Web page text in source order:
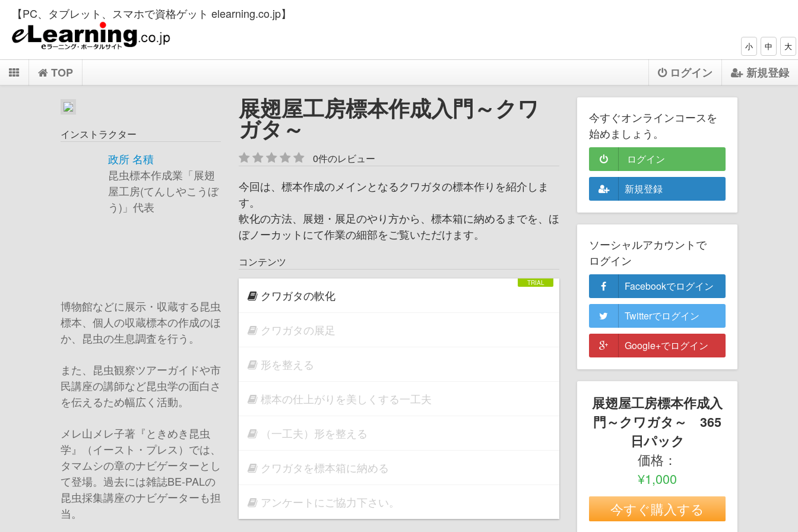
【PC、タブレット、スマホで資格ゲット elearning.co.jp】
小 中 大
TOP ログイン 新規登録
インストラクター
政所 名積
昆虫標本作成業「展翅
屋工房(てんしやこうぼ
う)」代表
博物館などに展示・収蔵する昆虫
標本、個人の収蔵標本の作成のほ
か、昆虫の生息調査を行う。
また、昆虫観察ツアーガイドや市
民講座の講師など昆虫学の面白さ
を伝えるため幅広く活動。
メレ山メレ子著『ときめき昆虫
学』（イースト・プレス）では、
タマムシの章のナビゲーターとし
て登場。過去には雑誌BE-PALの
昆虫採集講座のナビゲーターも担
当。
展翅屋工房標本作成入門～クワ
ガタ～
0件のレビュー
今回は、標本作成のメインとなるクワガタの標本作りを紹介しま
す。
軟化の方法、展翅・展足のやり方から、標本箱に納めるまでを、ほ
ぼノーカットにて作業の細部をご覧いただけます。
コンテンツ
クワガタの軟化
クワガタの展足
形を整える
標本の仕上がりを美しくする一工夫
（一工夫）形を整える
クワガタを標本箱に納める
アンケートにご協力下さい。
今すぐオンラインコースを
始めましょう。
ログイン
新規登録
ソーシャルアカウントで
ログイン
Facebookでログイン
Twitterでログイン
Google+でログイン
展翅屋工房標本作成入
門～クワガタ～ 365
日パック
価格：
¥1,000
今すぐ購入する